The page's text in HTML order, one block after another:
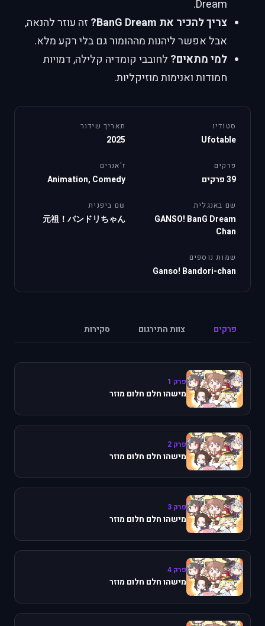
Dream.
צריך להכיר את BanG Dream?
זה עוזר להנאה,
אבל אפשר ליהנות מההומור גם בלי רקע מלא.
למי מתאים? לחובבי קומדיה קלילה, דמויות
חמודות ואנימות מוזיקליות.
סטודיו
Ufotable
תאריך שידור
2025
פרקים
39 פרקים
ז'אנרים
Animation, Comedy
שם באנגלית
GANSO! BanG Dream
Chan
שם ביפנית
元祖！バンドリちゃん
שמות נוספים
Ganso! Bandori-chan
פרקים צוות התירגום סקירות
פרק 1
מישהו חלם חלום מוזר
פרק 2
מישהו חלם חלום מוזר
פרק 3
מישהו חלם חלום מוזר
פרק 4
מישהו חלם חלום מוזר